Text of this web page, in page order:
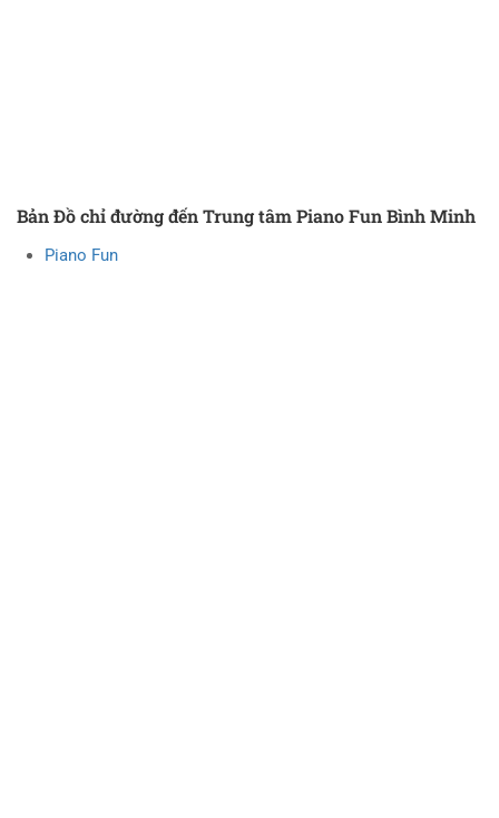
Bản Đồ chỉ đường đến Trung tâm Piano Fun Bình Minh
Piano Fun